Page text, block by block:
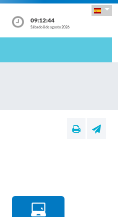
09:12:44
Sábado 8 de agosto 2026